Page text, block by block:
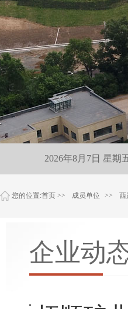
2026年8月7日 星期
您的位置:首页 >> 成员单位 >> 西
企业动